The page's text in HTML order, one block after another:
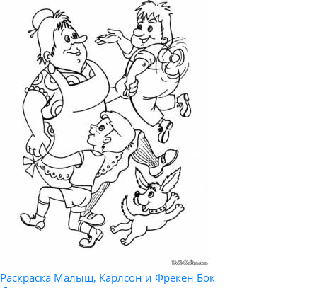
Раскраска Малыш, Карлсон и Фрекен Бок